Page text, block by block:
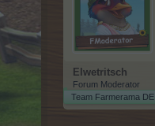
Elwetritsch
Forum Moderator
Team Farmerama DE